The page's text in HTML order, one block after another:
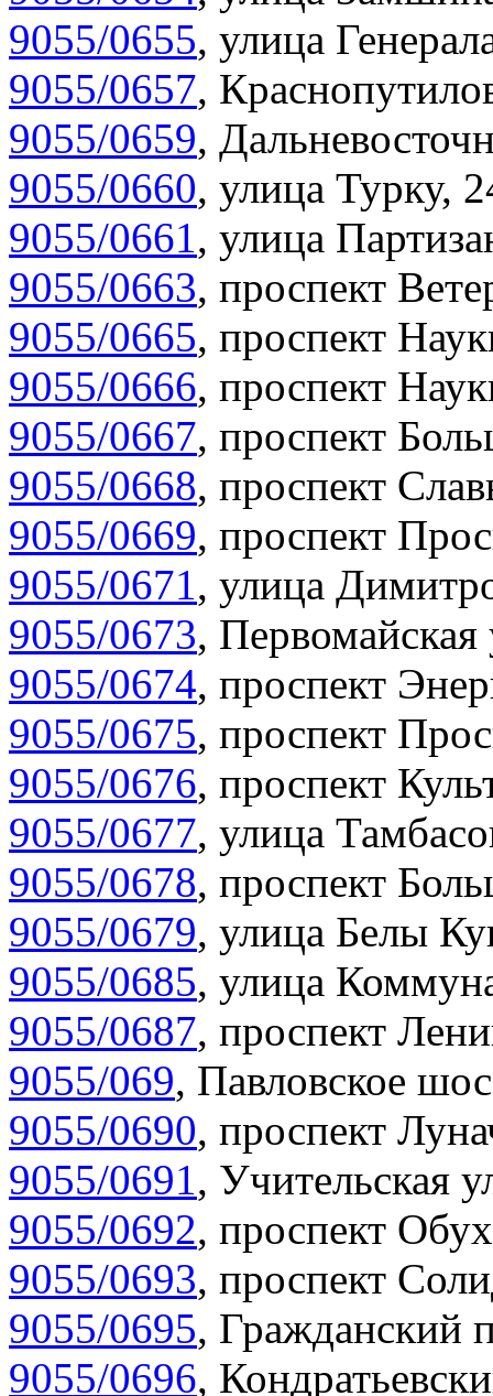
9055/0655, улица
9055/0657,
9055/0659,
9055/0660, улица Турку,
9055/0661, улица
9055/0663, проспект
9055/0665, проспект
9055/0666, проспект
9055/0667, проспект
9055/0668, проспект
9055/0669, проспект
9055/0671, улица
9055/0673, Первомайская
9055/0674, проспект
9055/0675, проспект
9055/0676, проспект
9055/0677, улица
9055/0678, проспект
9055/0679, улица Белы
9055/0685, улица
9055/0687, проспект
9055/069, Павловское
9055/0690, проспект
9055/0691, Учительская
9055/0692, проспект
9055/0693, проспект
9055/0695, Гражданский
9055/0696,